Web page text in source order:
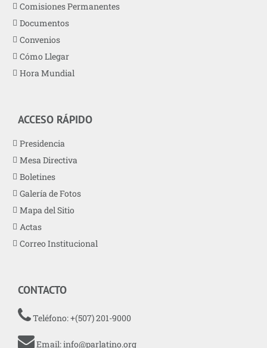
Comisiones Permanentes
Documentos
Convenios
Cómo Llegar
Hora Mundial
ACCESO RÁPIDO
Presidencia
Mesa Directiva
Boletines
Galería de Fotos
Mapa del Sitio
Actas
Correo Institucional
CONTACTO
Teléfono: +(507) 201-9000
Email:info@parlatino.org